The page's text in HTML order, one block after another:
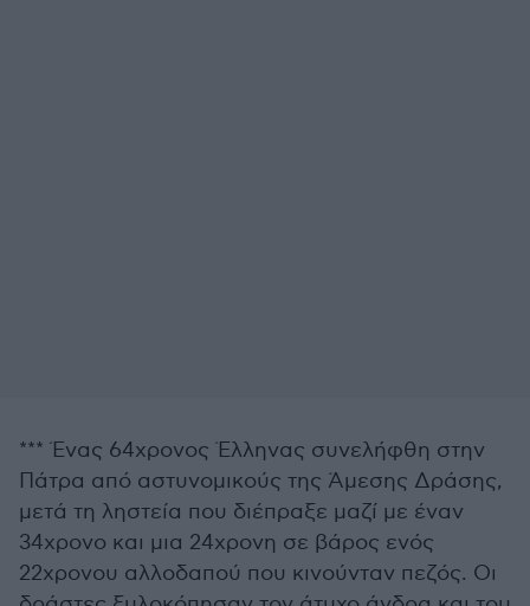
*** Ένας 64χρονος Έλληνας συνελήφθη στην
Πάτρα από αστυνομικούς της Άμεσης Δράσης,
μετά τη ληστεία που διέπραξε μαζί με έναν
34χρονο και μια 24χρονη σε βάρος ενός
22χρονου αλλοδαπού που κινούνταν πεζός. Οι